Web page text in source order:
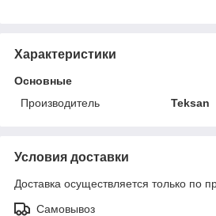
Характеристики
Основные
Производитель
Teksan
Условия доставки
Доставка осуществляется только по
Самовывоз